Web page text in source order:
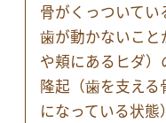
骨がくっついてい
歯が動かないこ
や頬にあるヒダ
隆起（歯を支え
になっている状